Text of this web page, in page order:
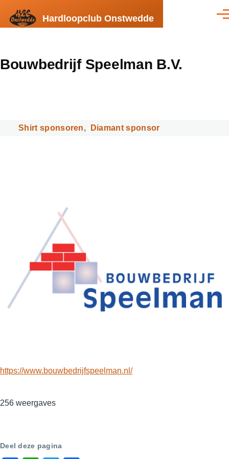
Hardloopclub Onstwedde
Bouwbedrijf Speelman B.V.
Shirt sponsoren Diamant sponsor
https://www.bouwbedrijfspeelman.nl/
256 weergaves
Deel deze pagina